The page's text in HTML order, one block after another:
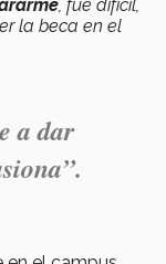
, fue difícil,
la beca en el
a dar